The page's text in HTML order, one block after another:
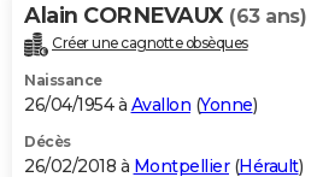
Alain CORNEVAUX (63 ans)
Créer une cagnotte obsèques
Naissance
26/04/1954 à Avallon (Yonne)
Décès
26/02/2018 à Montpellier(Hérault)